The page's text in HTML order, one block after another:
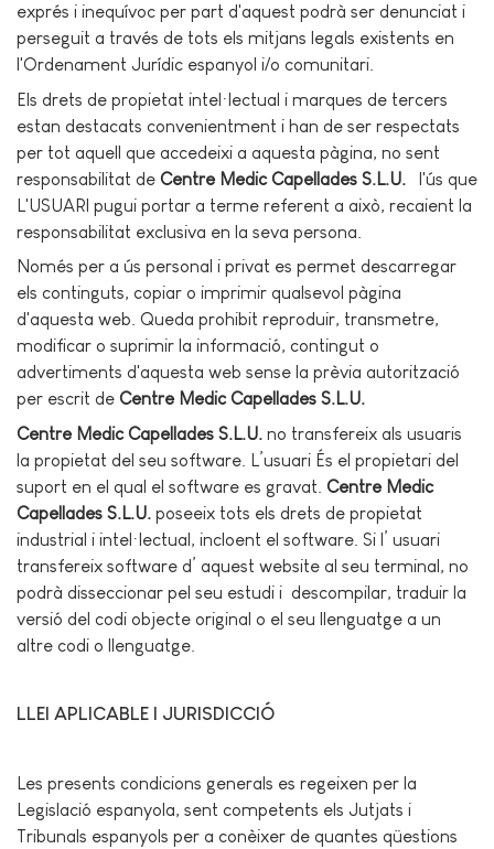
exprés i inequívoc per part d'aquest podrà ser denunciat i
perseguit a través de tots els mitjans legals existents en
l'Ordenament Jurídic espanyol i/o comunitari.
Els drets de propietat intel·lectual i marques de tercers
estan destacats convenientment i han de ser respectats
per tot aquell que accedeixi a aquesta pàgina, no sent
responsabilitat de Centre Medic Capellades S.L.U. l'ús que
L'USUARI pugui portar a terme referent a això, recaient la
responsabilitat exclusiva en la seva persona.
Només per a ús personal i privat es permet descarregar
els continguts, copiar o imprimir qualsevol pàgina
d'aquesta web. Queda prohibit reproduir, transmetre,
modificar o suprimir la informació, contingut o
advertiments d'aquesta web sense la prèvia autorització
per escrit de Centre Medic Capellades S.L.U.
Centre Medic Capellades S.L.U. no transfereix als usuaris
la propietat del seu software. L’usuari És el propietari del
suport en el qual el software es gravat. Centre Medic
Capellades S.L.U. poseeix tots els drets de propietat
industrial i intel·lectual, incloent el software. Si l’ usuari
transfereix software d’ aquest website al seu terminal, no
podrà disseccionar pel seu estudi i descompilar, traduir la
versió del codi objecte original o el seu llenguatge a un
altre codi o llenguatge.
LLEI APLICABLE I JURISDICCIÓ
Les presents condicions generals es regeixen per la
Legislació espanyola, sent competents els Jutjats i
Tribunals espanyols per a conèixer de quantes qüestions